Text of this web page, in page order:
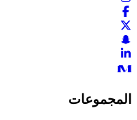
المجموعات